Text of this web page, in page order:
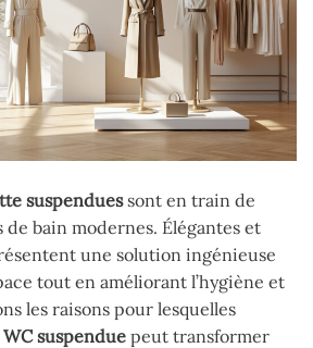
suspenduessont en train de
bain modernes. Élégantes et
une solution ingénieuse
tout en améliorant l’hygiène et
les raisons pour lesquelles
WC suspendue peut transformer